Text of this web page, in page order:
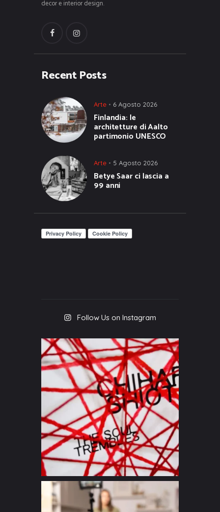
decor e interior design.
Recent Posts
Arte 6 Agosto 2026
Finlandia: le
architetture di Aalto
partimonio UNESCO
Arte 5 Agosto 2026
Betye Saar ci lascia a
99 anni
Follow Us on Instagram